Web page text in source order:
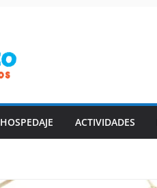
HOSPEDAJE ACTIVIDADES